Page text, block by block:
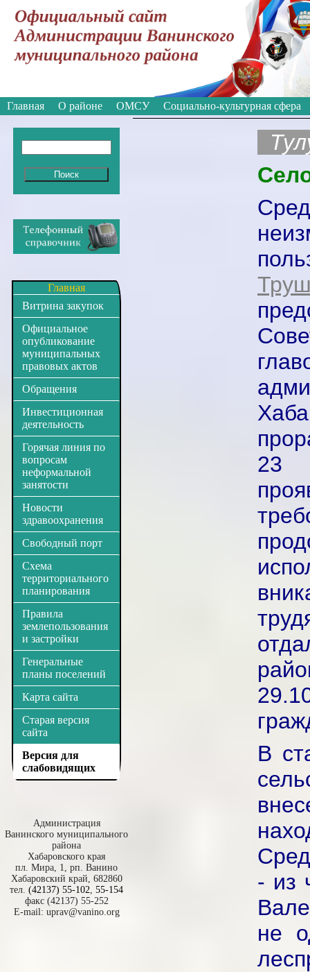
Версия для слабовидящих:
Главная О районе ОМСУ Социально-культурная сфера
Главная
Витрина закупок
Официальное
опубликование
муниципальных
правовых актов
Обращения
Инвестиционная
деятельность
Горячая линия по
вопросам
неформальной
занятости
Новости
здравоохранения
Свободный порт
Схема
территориального
планирования
Правила
землепользования
и застройки
Генеральные
планы поселений
Карта сайта
Старая версия
сайта
Версия для
слабовидящих
Администрация
Ванинского муниципального
района
Хабаровского края
пл. Мира, 1, рп. Ванино
Хабаровский край, 682860
тел. (42137) 55-102 55-154
факс (42137) 55-252
E-mail: uprav@vanino.org
23
В
- из
не